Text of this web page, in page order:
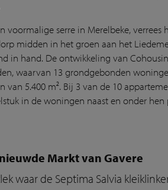
voormalige serre in Merelbeke, verrees
midden in het groen aan het
in hand. De ontwikkeling van
waarvan 13 grondgebonden
5.400 m². Bij 3 van de 10
in de woningen naast en onder hen
Markt van Gavere
waar de Septima Salvia